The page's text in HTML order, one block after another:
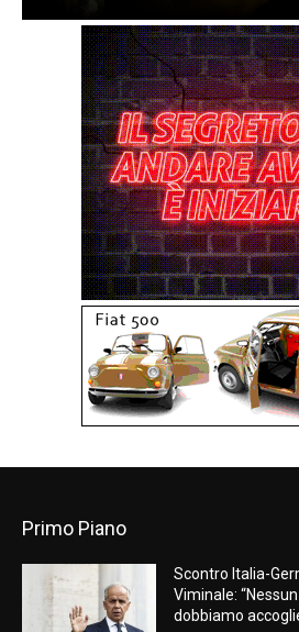
Primo Piano
Scontro Italia-
Viminale:
dobbiamo